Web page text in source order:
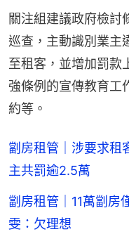
關注組建議政府檢討
巡查，主動識別業主
至租客，並增加罰款
強條例的宣傳教育工
約等。
劏房租管｜涉要求
主共罰逾2.5萬
劏房租管｜11萬劏
雯：欠理想